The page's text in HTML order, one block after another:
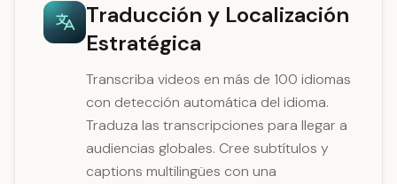
Traducción y Localización
Estratégica
Transcriba videos en más de 100 idiomas
con detección automática del idioma.
Traduza las transcripciones para llegar a
audiencias globales. Cree subtítulos y
captions multilingües con una